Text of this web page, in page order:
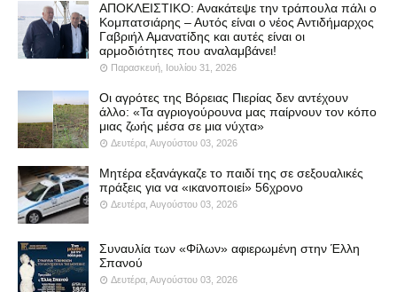
ΑΠΟΚΛΕΙΣΤΙΚΟ: Ανακάτεψε την τράπουλα πάλι ο
Κομπατσιάρης – Αυτός είναι ο νέος Αντιδήμαρχος
Γαβριήλ Αμανατίδης και αυτές είναι οι
αρμοδιότητες που αναλαμβάνει!
Παρασκευή, Ιουλίου 31, 2026
Οι αγρότες της Βόρειας Πιερίας δεν αντέχουν
άλλο: «Τα αγριογούρουνα μας παίρνουν τον κόπο
μιας ζωής μέσα σε μια νύχτα»
Δευτέρα, Αυγούστου 03, 2026
Μητέρα εξανάγκαζε το παιδί της σε σεξουαλικές
πράξεις για να «ικανοποιεί» 56χρονο
Δευτέρα, Αυγούστου 03, 2026
Συναυλία των «Φίλων» αφιερωμένη στην Έλλη
Σπανού
Δευτέρα, Αυγούστου 03, 2026